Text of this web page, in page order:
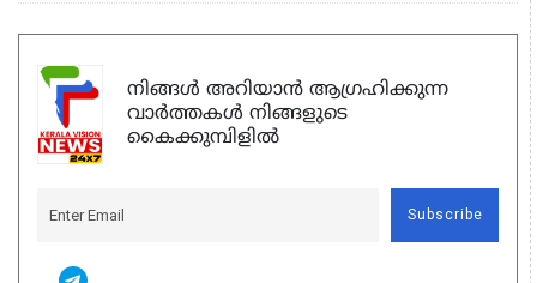
നിങ്ങൾ അറിയാൻ ആഗ്രഹിക്കുന്ന
വാർത്തകൾ നിങ്ങളുടെ
കൈക്കുമ്പിളിൽ
Subscribe